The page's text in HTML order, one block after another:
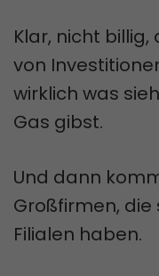
Klar, nicht
von
wirklich was
Gas gibst.
Und dann
Großfirmen,
Filialen haben.